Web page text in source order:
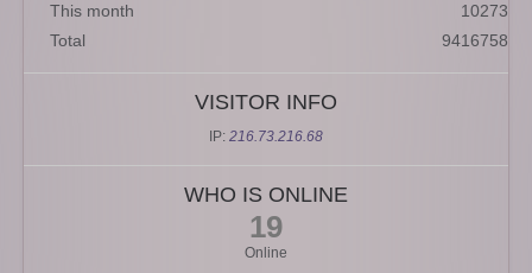
This month
10273
Total
9416758
VISITOR INFO
IP: 216.73.216.68
WHO IS ONLINE
19
Online